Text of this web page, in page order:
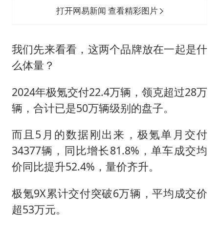
打开网易新闻 查看精彩图片
我们先来看看，这两个品牌放在一起是什
么体量？
2024年极氪交付22.4万辆，领克超过28万
辆，合计已是50万辆级别的盘子。
而且5月的数据刚出来，极氪单月交付
34377辆，同比增长81.8%，单车成交均
价同比提升52.4%，量价齐升。
极氪9X累计交付突破6万辆，平均成交价
超53万元。